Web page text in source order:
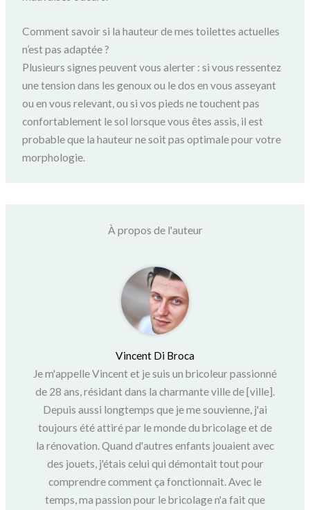
Comment savoir si la hauteur de mes toilettes actuelles
n’est pas adaptée ?
Plusieurs signes peuvent vous alerter : si vous ressentez
une tension dans les genoux ou le dos en vous asseyant
ou en vous relevant, ou si vos pieds ne touchent pas
confortablement le sol lorsque vous êtes assis, il est
probable que la hauteur ne soit pas optimale pour votre
morphologie.
À propos de l'auteur
Vincent Di Broca
Je m'appelle Vincent et je suis un bricoleur passionné
de 28 ans, résidant dans la charmante ville de [ville].
Depuis aussi longtemps que je me souvienne, j'ai
toujours été attiré par le monde du bricolage et de
la rénovation. Quand d'autres enfants jouaient avec
des jouets, j'étais celui qui démontait tout pour
comprendre comment ça fonctionnait. Avec le
temps, ma passion pour le bricolage n'a fait que